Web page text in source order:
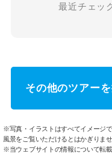
最近チェッ
その他のツアー
※写真・イラストはすべてイメージ
風景をご覧いただけるとはかぎりま
※当ウェブサイトの情報について転